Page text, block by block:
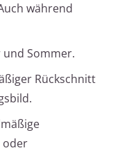
während
und Sommer.
Rückschnitt
oder